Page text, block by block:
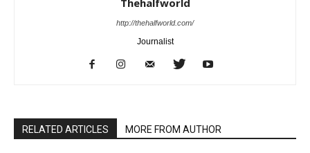
Thehalfworld
http://thehalfworld.com/
Journalist
RELATED ARTICLES MORE FROM AUTHOR